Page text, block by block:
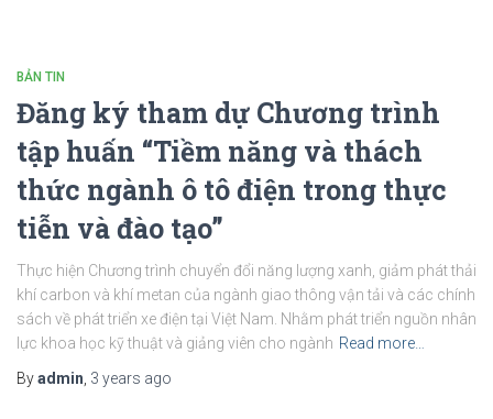
BẢN TIN
Đăng ký tham dự Chương trình
tập huấn “Tiềm năng và thách
thức ngành ô tô điện trong thực
tiễn và đào tạo”
Thực hiện Chương trình chuyển đổi năng lượng xanh, giảm phát thải
khí carbon và khí metan của ngành giao thông vận tải và các chính
sách về phát triển xe điện tại Việt Nam. Nhằm phát triển nguồn nhân
lực khoa học kỹ thuật và giảng viên cho ngành Read more…
Byadmin 3 years ago